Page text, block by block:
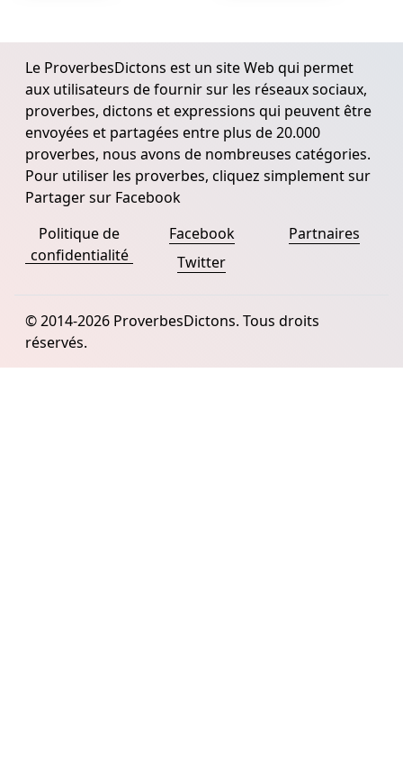
Le ProverbesDictons est un site Web qui permet
aux utilisateurs de fournir sur les réseaux sociaux,
proverbes, dictons et expressions qui peuvent être
envoyées et partagées entre plus de 20.000
proverbes, nous avons de nombreuses catégories.
Pour utiliser les proverbes, cliquez simplement sur
Partager sur Facebook
Politique de
confidentialité
Facebook
Twitter
Partnaires
© 2014-2026 ProverbesDictons. Tous droits
réservés.